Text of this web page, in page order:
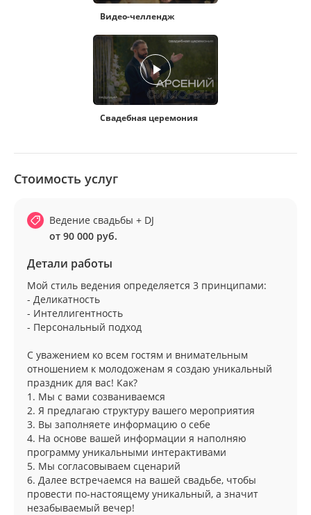
Видео-челлендж
Свадебная церемония
Стоимость услуг
Ведение свадьбы + DJ
от 90 000 руб.
Детали работы
Мой стиль ведения определяется 3 принципами:
- Деликатность
- Интеллигентность
- Персональный подход
С уважением ко всем гостям и внимательным
отношением к молодоженам я создаю уникальный
праздник для вас! Как?
1. Мы с вами созваниваемся
2. Я предлагаю структуру вашего мероприятия
3. Вы заполняете информацию о себе
4. На основе вашей информации я наполняю
программу уникальными интерактивами
5. Мы согласовываем сценарий
6. Далее встречаемся на вашей свадьбе, чтобы
провести по-настоящему уникальный, а значит
незабываемый вечер!